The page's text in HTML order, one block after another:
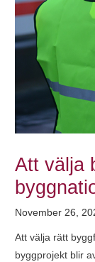
Att välja
November 26,
Att välja rätt
byggprojekt blir